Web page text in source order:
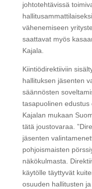
johtotehtävissä
vähenemiseen
saattavat myös
Kajala.
Kiintiödirektiiviin
hallituksen jäsenten
säännösten
tasapuolinen
Kajalan mukaan
tätä joustovaraa.
jäsenten
pohjoismaisten
näkökulmasta.
käytölle täyttyvät
osuuden hallitusten